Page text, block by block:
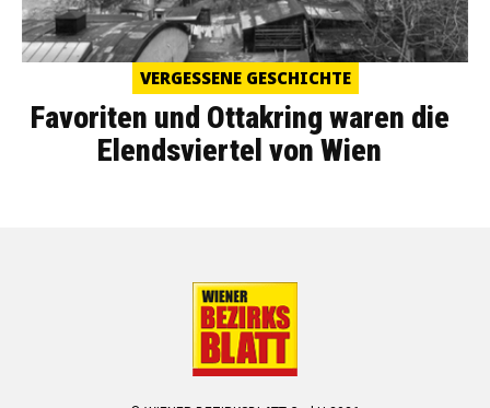
VERGESSENE GESCHICHTE
Favoriten und Ottakring waren die
Elendsviertel von Wien